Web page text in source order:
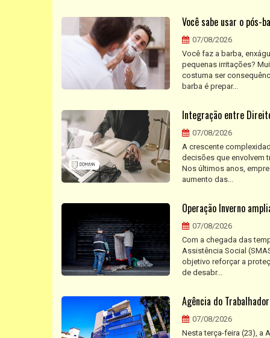
Você sabe usar o pós-
07/08/2026
Você faz a barba,
pequenas irritações?
costuma ser
barba é prepar...
Integração entre
07/08/2026
A crescente
decisões que envolvem
Nos últimos anos,
aumento das...
Operação Inverno
07/08/2026
Com a chegada das
Assistência Social
objetivo reforçar a
de desabr...
Agência do
07/08/2026
Nesta terça-feira (23), a